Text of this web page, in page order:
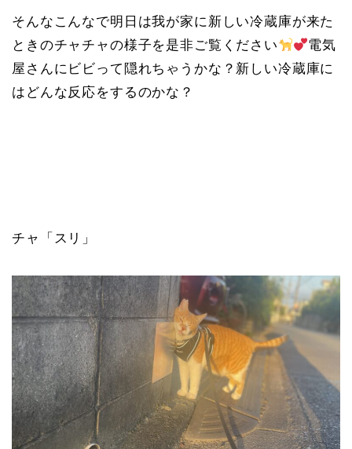
そんなこんなで明日は我が家に新しい冷蔵庫が来た
ときのチャチャの様子を是非ご覧ください
電気
屋さんにビビって隠れちゃうかな？新しい冷蔵庫に
はどんな反応をするのかな？
チャ「スリ」